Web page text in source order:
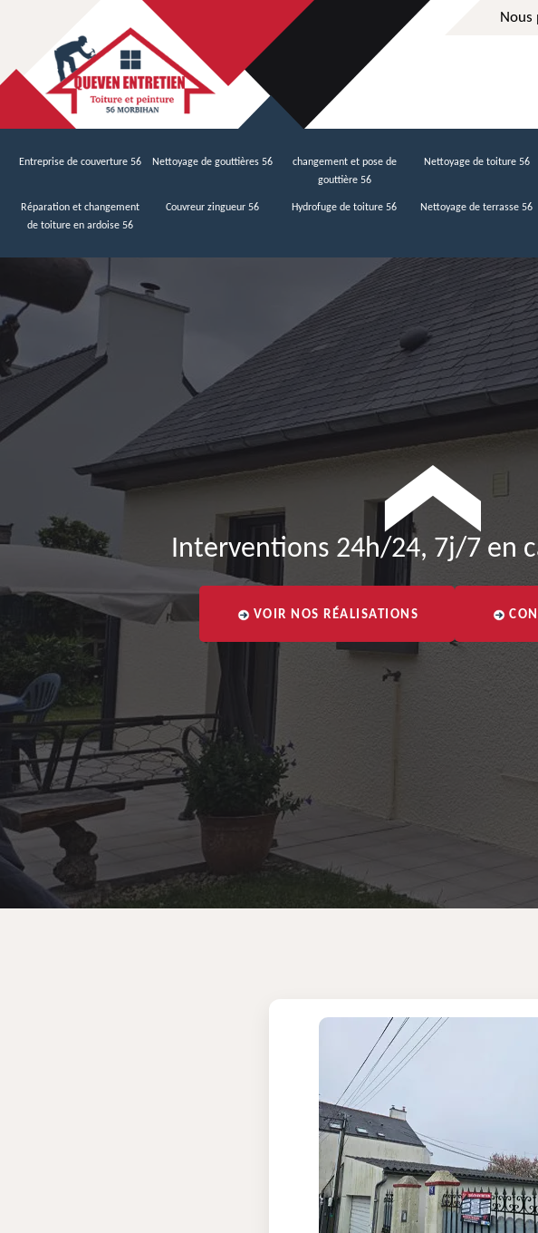
Entreprise de couverture 56 Nettoyage de gouttières 56
changement et pose de
gouttière 56
Nettoyage de toiture 56
Réparation et changement
de toiture en ardoise 56
Couvreur zingueur 56 Hydrofuge de toiture 56 Nettoyage de terrasse 56
Interventions 24h/24, 7j/7 en
VOIR NOS RÉALISATIONS